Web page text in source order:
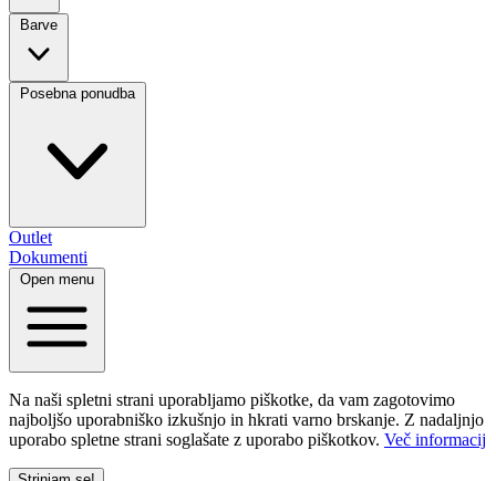
Barve
Posebna ponudba
Outlet
Dokumenti
Open menu
Na naši spletni strani uporabljamo piškotke, da vam zagotovimo
najboljšo uporabniško izkušnjo in hkrati varno brskanje. Z nadaljnjo
uporabo spletne strani soglašate z uporabo piškotkov. Več informacij